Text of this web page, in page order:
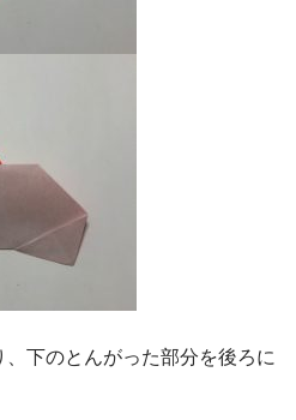
下のとんがった部分を後ろに